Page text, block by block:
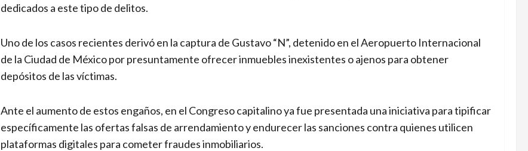
dedicados a este tipo de delitos.
Uno de los casos recientes derivó en la captura de Gustavo “N”, detenido en el Aeropuerto Internacional
de la Ciudad de México por presuntamente ofrecer inmuebles inexistentes o ajenos para obtener
depósitos de las víctimas.
Ante el aumento de estos engaños, en el Congreso capitalino ya fue presentada una iniciativa para tipificar
específicamente las ofertas falsas de arrendamiento y endurecer las sanciones contra quienes utilicen
plataformas digitales para cometer fraudes inmobiliarios.